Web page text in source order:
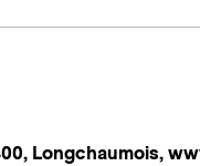
Longchaumois,